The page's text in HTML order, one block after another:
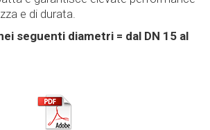
e di durata.
seguenti diametri = dal DN 15 al